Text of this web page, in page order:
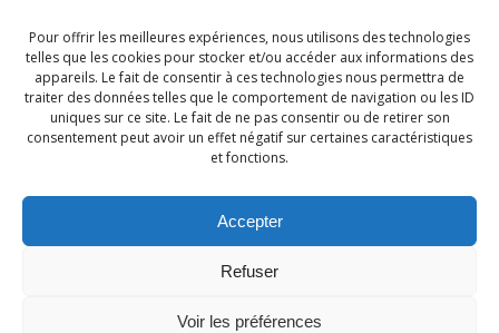
Pour offrir les meilleures expériences, nous utilisons des technologies
telles que les cookies pour stocker et/ou accéder aux informations des
appareils. Le fait de consentir à ces technologies nous permettra de
traiter des données telles que le comportement de navigation ou les ID
uniques sur ce site. Le fait de ne pas consentir ou de retirer son
consentement peut avoir un effet négatif sur certaines caractéristiques
et fonctions.
Accepter
Refuser
Voir les préférences
© 2026 Site de la commune de Loupian. Un service
proposé parComm'un Site